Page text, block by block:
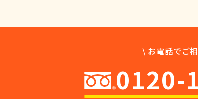
\ お電話でご
0120-